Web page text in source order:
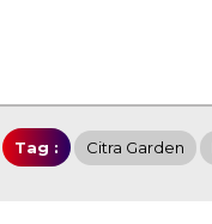
Tag : Citra Garden